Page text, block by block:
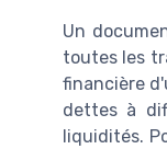
Un
toutes les
financière
dettes à
liquidités.